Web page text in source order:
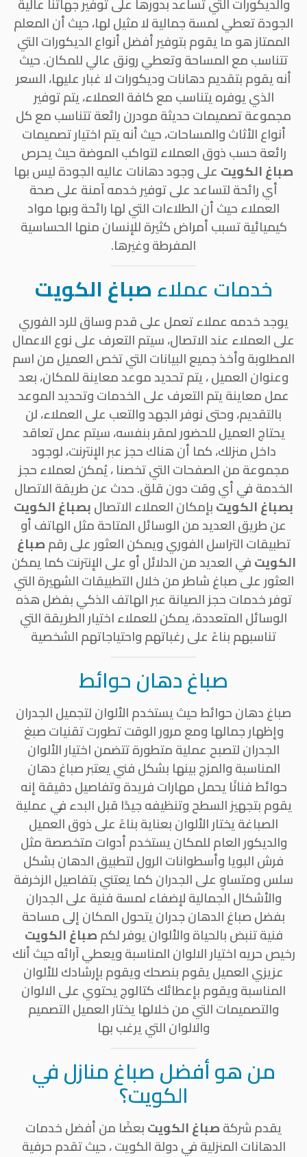
الجودة تعطي لمسة جمالية لا مثيل لها، حيث أن المعلم
الممتاز هو ما يقوم بتوفير أفضل أنواع الديكورات التي
تتناسب مع المساحة وتعطي رونق عالي للمكان. حيث
أنه يقوم بتقديم دهانات وديكورات لا غبار عليها، السعر
الذي يوفره يتناسب مع كافة العملاء، يتم توفير
مجموعة تصميمات حديثة مودرن رائعة تتناسب مع كل
أنواع الأثاث والمساحات، حيث أنه يتم اختيار تصميمات
رائعة حسب ذوق العملاء لتواكب الموضة حيث يحرص
صباغ الكويت على وجود دهانات عاليه الجودة ليس بها
أي رائحة لتساعد على توفير خدمه آمنة على صحة
العملاء حيث أن الطلاءات التي لها رائحة وبها مواد
كيميائية تسبب أمراض كثيرة للإنسان منها الحساسية
المفرطة وغيرها.
خدمات عملاءصباغ الكويت
يوجد خدمه عملاء تعمل على قدم وساق للرد الفوري
على العملاء عند الاتصال، سيتم التعرف على نوع الاعمال
المطلوبة وأخذ جميع البيانات التي تخص العميل من اسم
وعنوان العميل ، يتم تحديد موعد معاينة للمكان، بعد
عمل معاينة يتم التعرف على الخدمات وتحديد الموعد
بالتقديم، وحتى نوفر الجهد والتعب على العملاء، لن
يحتاج العميل للحضور لمقر بنفسه، سيتم عمل تعاقد
داخل منزلك، كما أن هناك حجز عبر الإنترنت، لوجود
مجموعة من الصفحات التي تخصنا ، يُمكن لعملاء حجز
الخدمة في أي وقت دون قلق. حدث عن طريقة الاتصال
بصباغ الكويتبإمكان العملاء الاتصالبصباغ الكويت
عن طريق العديد من الوسائل المتاحة مثل الهاتف أو
تطبيقات التراسل الفوري ويمكن العثور على رقمصباغ
الكويتفي العديد من الدلائل أو على الإنترنت كما يمكن
العثور على صباغ شاطر من خلال التطبيقات الشهيرة التي
توفر خدمات حجز الصيانة عبر الهاتف الذكي بفضل هذه
الوسائل المتعددة، يمكن للعملاء اختيار الطريقة التي
تناسبهم بناءً على رغباتهم واحتياجاتهم الشخصية
صباغ دهان حوائط
صباغ دهان حوائط حيث يستخدم الألوان لتجميل الجدران
وإظهار جمالها ومع مرور الوقت تطورت تقنيات صبغ
الجدران لتصبح عملية متطورة تتضمن اختيار الألوان
المناسبة والمزج بينها بشكل فني يعتبر صباغ دهان
حوائط فنانًا يحمل مهارات فريدة وتفاصيل دقيقة إنه
يقوم بتجهيز السطح وتنظيفه جيدًا قبل البدء في عملية
الصباغة يختار الألوان بعناية بناءً على ذوق العميل
والديكور العام للمكان يستخدم أدوات متخصصة مثل
فرش البويا وأسطوانات الرول لتطبيق الدهان بشكل
سلس ومتساوٍ على الجدران كما يعتني بتفاصيل الزخرفة
والأشكال الجمالية لإضفاء لمسة فنية على الجدران
بفضل صباغ الدهان جدران يتحول المكان إلى مساحة
فنية تنبض بالحياة والألوان يوفر لكمصباغ الكويت
رخيص حريه اختيار الالوان المناسبة ويعطي آرائه حيث أنك
عزيزي العميل يقوم بنصحك ويقوم بإرشادك للألوان
المناسبة ويقوم بإعطائك كتالوج يحتوي على الالوان
والتصميمات التي من خلالها يختار العميل التصميم
والالوان التي يرغب بها
من هو أفضل صباغ منازل في
الكويت؟
يقدم شركةصباغ الكويتبعضًا من أفضل خدمات
الدهانات المنزلية في دولة الكويت ، حيث تقدم حرفية